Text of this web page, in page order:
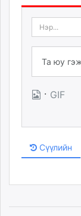
· GIF
Сүүлийн